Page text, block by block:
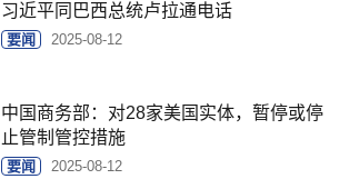
习近平同巴西总统卢拉通电话
要闻 2025-08-12
中国商务部：对28家美国实体，暂停或停
止管制管控措施
要闻 2025-08-12